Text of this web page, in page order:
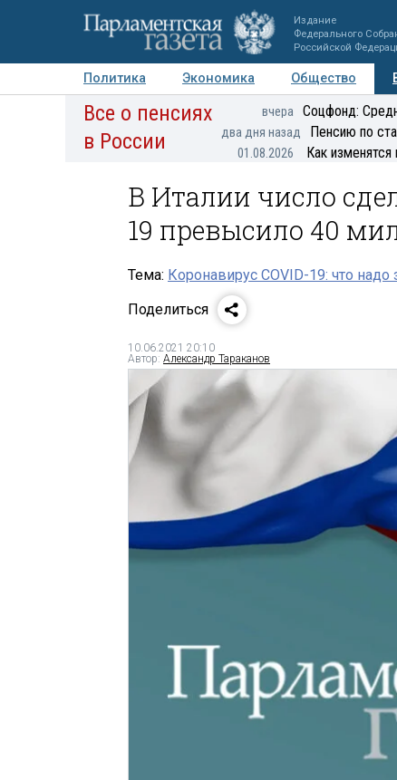
Издание
Федерального
Российской
Политика Экономика Общество
Авторы Персоны Мнения
Все о пенсиях
в России
вчера Соцфонд:
два дня назад Пенсию по
01.08.2026 Как
В Италии число
19 превысило 40
Тема: Коронавирус COVID-19: что надо
Поделиться
10.06.2021 20:10
Автор: Александр Тараканов